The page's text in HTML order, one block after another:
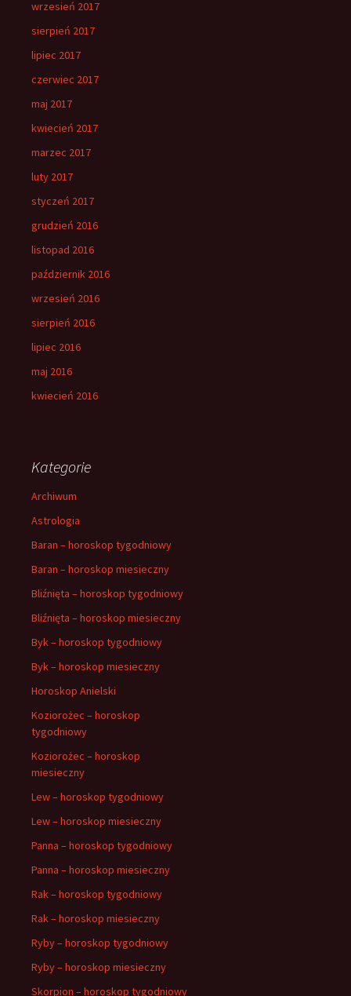
wrzesień 2017
sierpień 2017
lipiec 2017
czerwiec 2017
maj 2017
kwiecień 2017
marzec 2017
luty 2017
styczeń 2017
grudzień 2016
listopad 2016
październik 2016
wrzesień 2016
sierpień 2016
lipiec 2016
maj 2016
kwiecień 2016
Kategorie
Archiwum
Astrologia
Baran – horoskop tygodniowy
Baran – horoskop miesieczny
Bliźnięta – horoskop tygodniowy
Bliźnięta – horoskop miesieczny
Byk – horoskop tygodniowy
Byk – horoskop miesieczny
Horoskop Anielski
Koziorożec – horoskop
tygodniowy
Koziorożec – horoskop
miesieczny
Lew – horoskop tygodniowy
Lew – horoskop miesieczny
Panna – horoskop tygodniowy
Panna – horoskop miesieczny
Rak – horoskop tygodniowy
Rak – horoskop miesieczny
Ryby – horoskop tygodniowy
Ryby – horoskop miesieczny
Skorpion – horoskop tygodniowy